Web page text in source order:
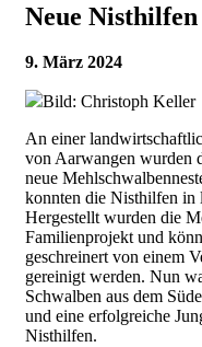
Neue
9. März 2024
Bild: Christoph Keller
An einer
von Aarwangen wurden
neue
konnten die Nisthilfen in
Hergestellt wurden die
Familienprojekt und
geschreinert von einem
gereinigt werden. Nun
Schwalben aus dem
und eine erfolgreiche
Nisthilfen.